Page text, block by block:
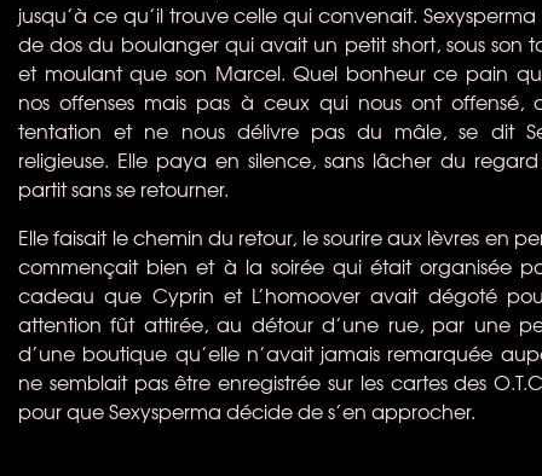
jusqu’à ce qu’il trouve celle qui convenait.
de dos du boulanger qui avait un petit short, sous son
et moulant que son Marcel. Quel bonheur ce pain
nos offenses mais pas à ceux qui nous ont offensé,
tentation et ne nous délivre pas du mâle, se dit
religieuse. Elle paya en silence, sans lâcher du
partit sans se retourner.
Elle faisait le chemin du retour, le sourire aux lèvres en
commençait bien et à la soirée qui était organisée
cadeau que Cyprin et L’homoover avait dégoté
attention fût attirée, au détour d’une rue, par une
d’une boutique qu’elle n’avait jamais remarquée
ne semblait pas être enregistrée sur les cartes des
pour que Sexysperma décide de s’en approcher.